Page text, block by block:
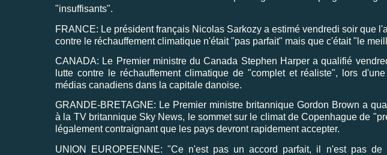
"insuffisants".
FRANCE: Le président français Nicolas Sarkozy a estimé vendredi soir que
contre le réchauffement climatique n'était "pas parfait" mais que c'était "le
CANADA: Le Premier ministre du Canada Stephen Harper a qualifié
lutte contre le réchauffement climatique de "complet et réaliste", lors
médias canadiens dans la capitale danoise.
GRANDE-BRETAGNE: Le Premier ministre britannique Gordon Brown a
à la TV britannique Sky News, le sommet sur le climat de Copenhague de
légalement contraignant que les pays devront rapidement accepter.
UNION EUROPEENNE: "Ce n'est pas un accord parfait, il n'est pas